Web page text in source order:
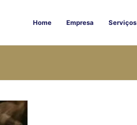
Home Empresa Serviços